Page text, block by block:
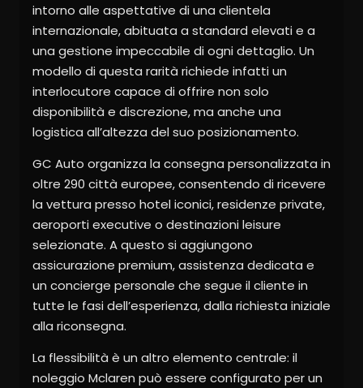
intorno alle aspettative di una clientela
internazionale, abituata a standard elevati e a
una gestione impeccabile di ogni dettaglio. Un
modello di questa rarità richiede infatti un
interlocutore capace di offrire non solo
disponibilità e discrezione, ma anche una
logistica all’altezza del suo posizionamento.
GC Auto organizza la consegna personalizzata in
oltre 290 città europee, consentendo di ricevere
la vettura presso hotel iconici, residenze private,
aeroporti executive o destinazioni leisure
selezionate. A questo si aggiungono
assicurazione premium, assistenza dedicata e
un concierge personale che segue il cliente in
tutte le fasi dell’esperienza, dalla richiesta iniziale
alla riconsegna.
La flessibilità è un altro elemento centrale: il
noleggio Mclaren può essere configurato per un